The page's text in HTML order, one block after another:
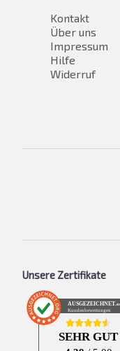
Kontakt
Über uns
Impressum
Hilfe
Widerruf
Unsere Zertifikate
AUSGEZEICHNET
Kundenbewertungen
SEHR GUT